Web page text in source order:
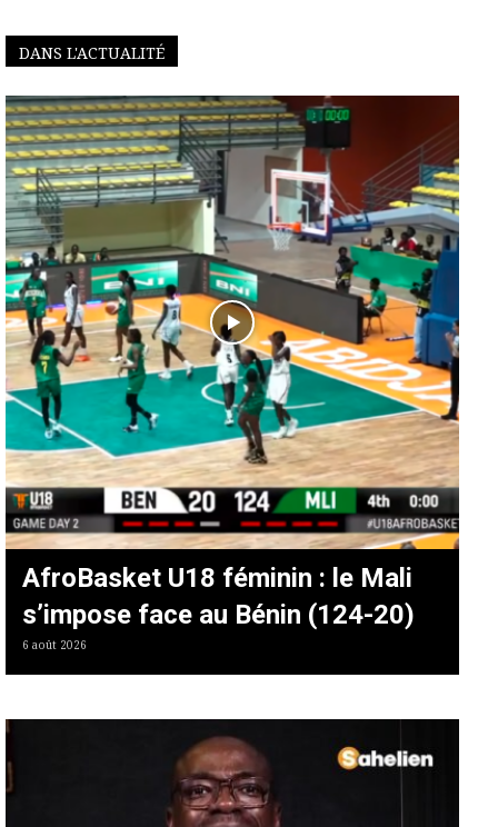
DANS L'ACTUALITÉ
AfroBasket U18 féminin : le Mali
s’impose face au Bénin (124-20)
6 août 2026